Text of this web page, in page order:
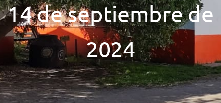
14 de septiembre de
2024